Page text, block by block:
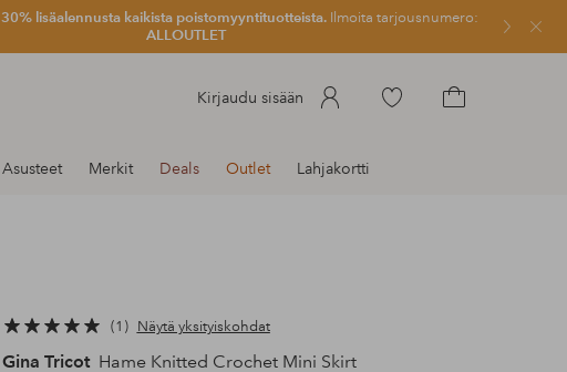
30% lisäalennusta kaikista poistomyyntituotteista.Ilmoita tarjousnumero:
ALLOUTLET
Sulje
Kirjaudu sisään
Siirry
Asusteet Merkit Deals Outlet Lahjakortti
1
Näytä yksityiskohdat
Gina Tricot Hame Knitted Crochet Mini Skirt